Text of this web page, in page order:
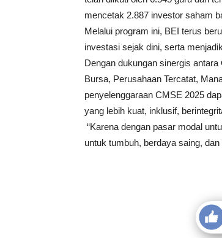
mencetak 2.887 investor saham
Melalui program ini, BEI terus
investasi sejak dini, serta
Dengan dukungan sinergis
Bursa, Perusahaan Tercatat,
penyelenggaraan CMSE 2025
yang lebih kuat, inklusif,
“Karena dengan pasar modal
untuk tumbuh, berdaya saing,